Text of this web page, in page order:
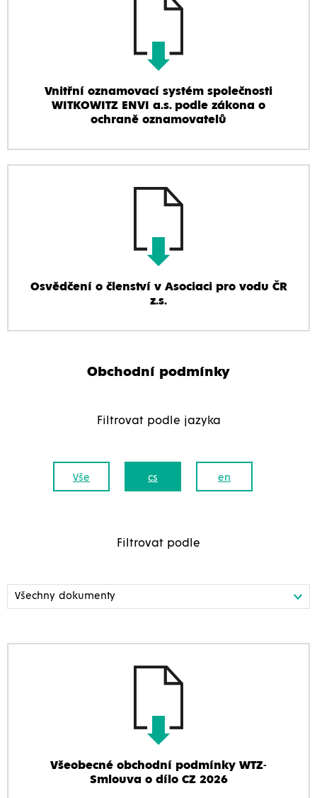
Vnitřní oznamovací systém společnosti
WITKOWITZ ENVI a.s. podle zákona o
ochraně oznamovatelů
Osvědčení o členství v Asociaci pro vodu ČR
z.s.
Obchodní podmínky
Filtrovat podle jazyka
Vše cs en
Filtrovat podle
Všeobecné obchodní podmínky WTZ-
Smlouva o dílo CZ 2026